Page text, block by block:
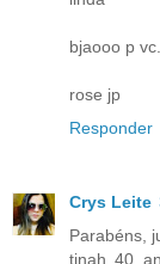
bjaooo p
rose jp
Responder
Crys Leite
Parabéns,
tinah 40